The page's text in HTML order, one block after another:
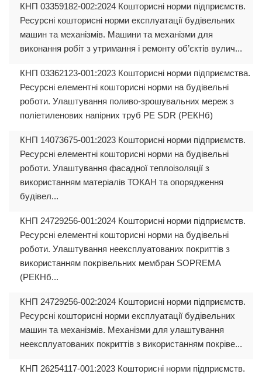
КНП 03359182-002:2024 Кошторисні норми підприємств.
Ресурсні кошторисні норми експлуатації будівельних
машин та механізмів. Машини та механізми для
виконання робіт з утримання і ремонту об’єктів вулич...
КНП 03362123-001:2023 Кошторисні норми підприємства.
Ресурсні елементні кошторисні норми на будівельні
роботи. Улаштування поливо-зрошувальних мереж з
поліетиленових напірних труб РЕ SDR (РЕКНб)
КНП 14073675-001:2023 Кошторисні норми підприємств.
Ресурсні елементні кошторисні норми на будівельні
роботи. Улаштування фасадної теплоізоляції з
використанням матеріалів ТОКАН та опорядження
будівел...
КНП 24729256-001:2024 Кошторисні норми підприємств.
Ресурсні елементні кошторисні норми на будівельні
роботи. Улаштування неексплуатованих покриттів з
використанням покрівельних мембран SOPREMA
(РЕКНб...
КНП 24729256-002:2024 Кошторисні норми підприємств.
Ресурсні кошторисні норми експлуатації будівельних
машин та механізмів. Механізми для улаштування
неексплуатованих покриттів з використанням покріве...
КНП 26254117-001:2023 Кошторисні норми підприємств.